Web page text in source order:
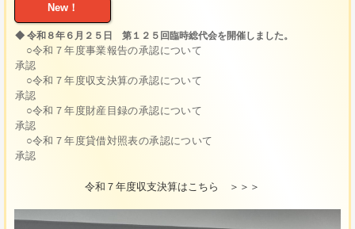
New！
◆ 令和８年６月２５日 第１２５回臨時総代会を開催しました。
○令和７年度事業報告の承認について
承認
○令和７年度収支決算の承認について
承認
○令和７年度財産目録の承認について
承認
○令和７年度貸借対照表の承認について
承認
令和７年度収支決算はこちら ＞＞＞